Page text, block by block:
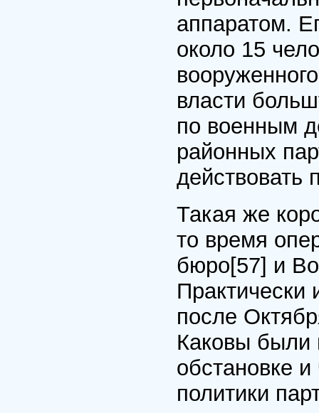
аппаратом.
около 15
власти
по военным
районных
действовать
Такая же
то время
бюро[57] и
Практически
после
Каковы были
обстановке
политики